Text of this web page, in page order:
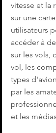
vitesse et la
sur une
utilisateurs
accéder à
sur les vols,
vol, les
types
par les
et les